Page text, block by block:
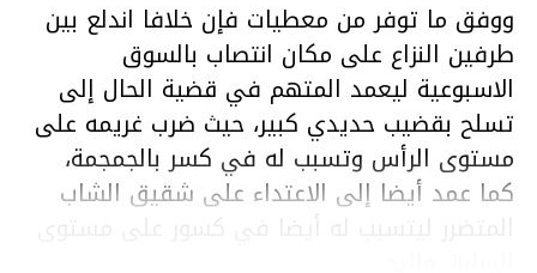
ووفق ما توفر من معطيات فإن خلافا اندلع بين
طرفين النزاع على مكان انتصاب بالسوق
الاسبوعية ليعمد المتهم في قضية الحال إلى
تسلح بقضيب حديدي كبير، حيث ضرب غريمه على
مستوى الرأس وتسبب له في كسر بالجمجمة،
كما عمد أيضا إلى الاعتداء على شقيق الشاب
المتضرر ليتسبب له أيضا في كسور على مستوى